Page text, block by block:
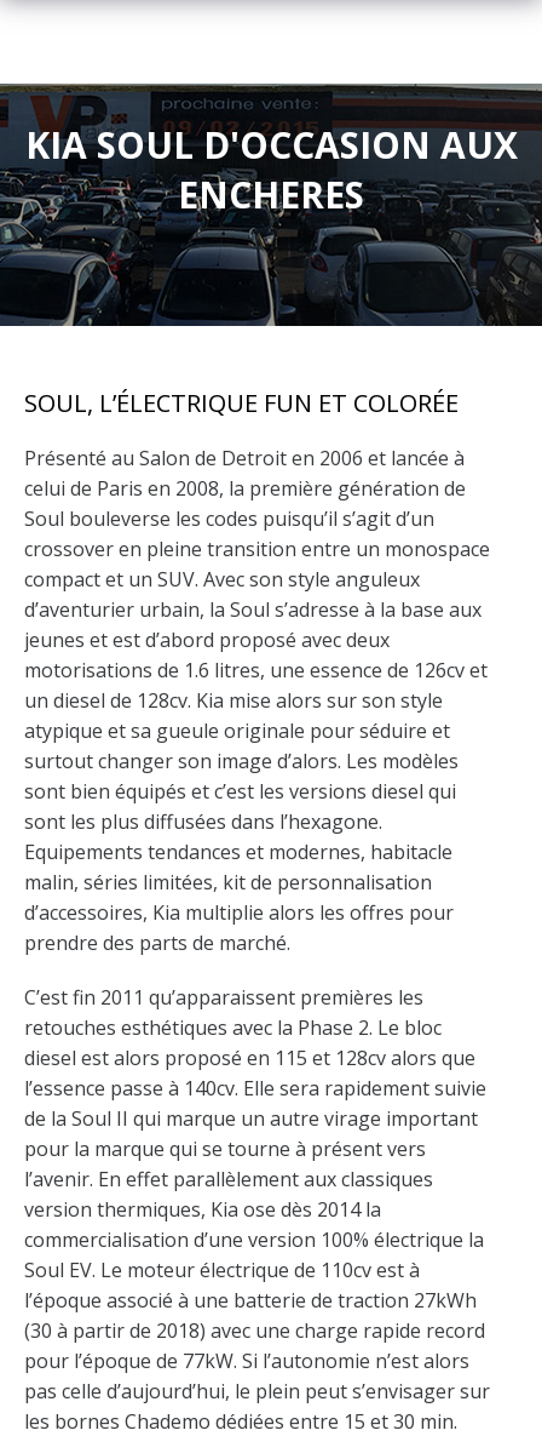
KIA SOUL D'OCCASION AUX
ENCHERES
SOUL, L’ÉLECTRIQUE FUN ET COLORÉE
Présenté au Salon de Detroit en 2006 et lancée à
celui de Paris en 2008, la première génération de
Soul bouleverse les codes puisqu’il s’agit d’un
crossover en pleine transition entre un monospace
compact et un SUV. Avec son style anguleux
d’aventurier urbain, la Soul s’adresse à la base aux
jeunes et est d’abord proposé avec deux
motorisations de 1.6 litres, une essence de 126cv et
un diesel de 128cv. Kia mise alors sur son style
atypique et sa gueule originale pour séduire et
surtout changer son image d’alors. Les modèles
sont bien équipés et c’est les versions diesel qui
sont les plus diffusées dans l’hexagone.
Equipements tendances et modernes, habitacle
malin, séries limitées, kit de personnalisation
d’accessoires, Kia multiplie alors les offres pour
prendre des parts de marché.
C’est fin 2011 qu’apparaissent premières les
retouches esthétiques avec la Phase 2. Le bloc
diesel est alors proposé en 115 et 128cv alors que
l’essence passe à 140cv. Elle sera rapidement suivie
de la Soul II qui marque un autre virage important
pour la marque qui se tourne à présent vers
l’avenir. En effet parallèlement aux classiques
version thermiques, Kia ose dès 2014 la
commercialisation d’une version 100% électrique la
Soul EV. Le moteur électrique de 110cv est à
l’époque associé à une batterie de traction 27kWh
(30 à partir de 2018) avec une charge rapide record
pour l’époque de 77kW. Si l’autonomie n’est alors
pas celle d’aujourd’hui, le plein peut s’envisager sur
les bornes Chademo dédiées entre 15 et 30 min.